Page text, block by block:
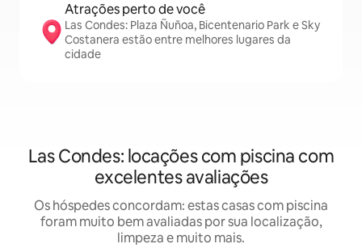
Atrações perto de você
Las Condes: Plaza Ñuñoa, Bicentenario Park e Sky
Costanera estão entre melhores lugares da
cidade
Las Condes: locações com piscina com
excelentes avaliações
Os hóspedes concordam: estas casas com piscina
foram muito bem avaliadas por sua localização,
limpeza e muito mais.